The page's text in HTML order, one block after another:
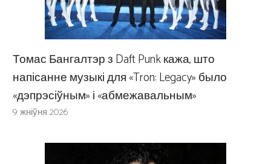
Томас Бангалтэр з Daft Punk кажа, што
напісанне музыкі для «Tron: Legacy» было
«дэпрэсіўным» і «абмежавальным»
9 жніўня 2026